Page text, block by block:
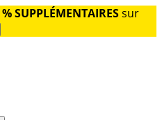
SUPPLÉMENTAIRESsur